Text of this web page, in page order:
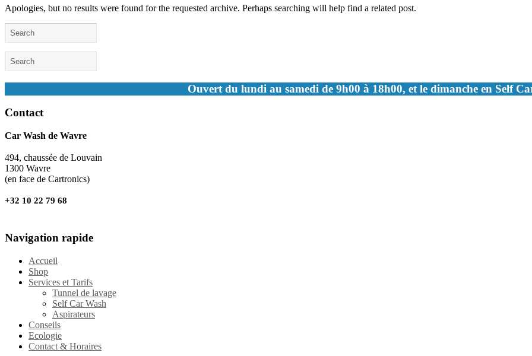
Apologies, but no results were found for the requested archive. Perhaps searching will help find a related post.
Ouvert du lundi au samedi de 9h00 à 18h00, et le dimanche en Self
Contact
Car Wash de Wavre
494, chaussée de Louvain
1300 Wavre
(en face de Cartronics)
+32 10 22 79 68
Navigation rapide
Accueil
Shop
Services et Tarifs
Tunnel de lavage
Self Car Wash
Aspirateurs
Conseils
Ecologie
Contact & Horaires